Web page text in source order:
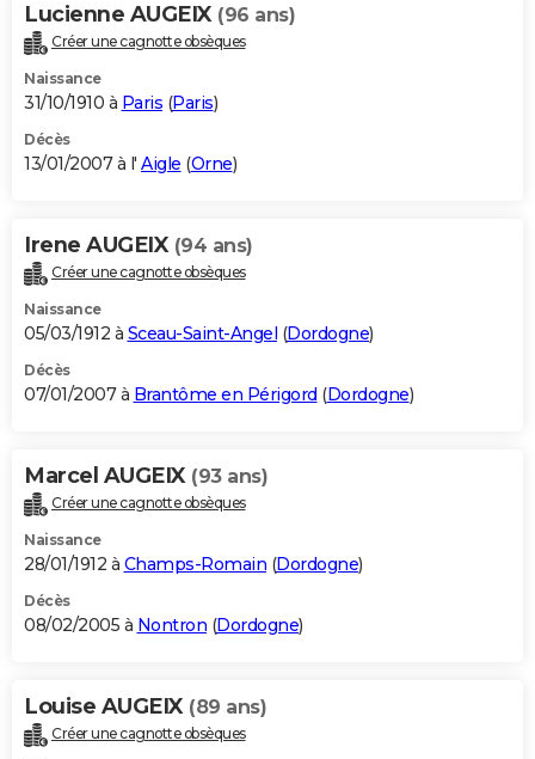
Lucienne AUGEIX (96 ans)
Créer une cagnotte obsèques
Naissance
31/10/1910 à Paris (Paris)
Décès
13/01/2007 à l' Aigle (Orne)
Irene AUGEIX (94 ans)
Créer une cagnotte obsèques
Naissance
05/03/1912 à Sceau-Saint-Angel (Dordogne)
Décès
07/01/2007 à Brantôme en Périgord (Dordogne)
Marcel AUGEIX (93 ans)
Créer une cagnotte obsèques
Naissance
28/01/1912 à Champs-Romain (Dordogne)
Décès
08/02/2005 à Nontron (Dordogne)
Louise AUGEIX (89 ans)
Créer une cagnotte obsèques